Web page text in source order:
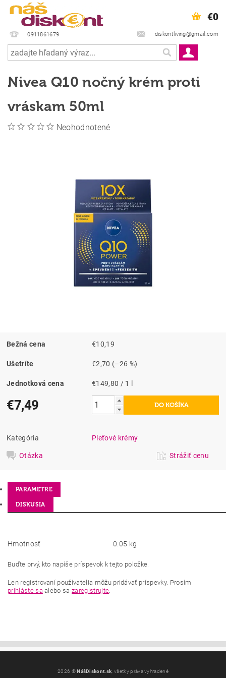
0911861679 diskontliving@gmail.com
€0
Nivea Q10 nočný krém proti
vráskam 50ml
Neohodnotené
Bežná cena €10,19
Ušetríte €2,70 (–26 %)
Jednotková cena €149,80 / 1 l
€7,49
Kategória Pleťové krémy
Otázka Strážiť cenu
PARAMETRE
DISKUSIA
Hmotnosť 0.05 kg
Buďte prvý, kto napíše príspevok k tejto položke.
Len registrovaní používatelia môžu pridávať príspevky. Prosím
prihláste sa alebo sazaregistrujte.
2026 ©NášDiskont.sk , všetky práva vyhradené